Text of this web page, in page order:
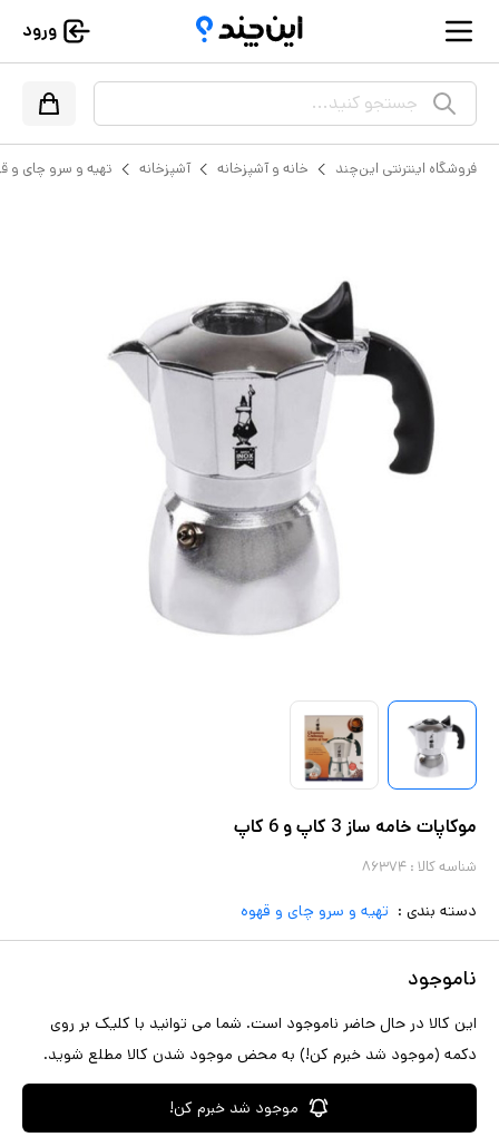
ورود
جستجو کنید...
فروشگاه اینترنتی این‌چند خانه و آشپزخانه آشپزخانه تهیه و سرو چای و
موکاپات خامه ساز 3 کاپ و 6 کاپ
شناسه کالا : ۸۶۳۷۴
دسته بندی : تهیه و سرو چای و قهوه
ناموجود
این کالا در حال حاضر ناموجود است. شما می توانید با کلیک بر روی
دکمه (موجود شد خبرم کن!) به محض موجود شدن کالا مطلع شوید.
موجود شد خبرم کن!